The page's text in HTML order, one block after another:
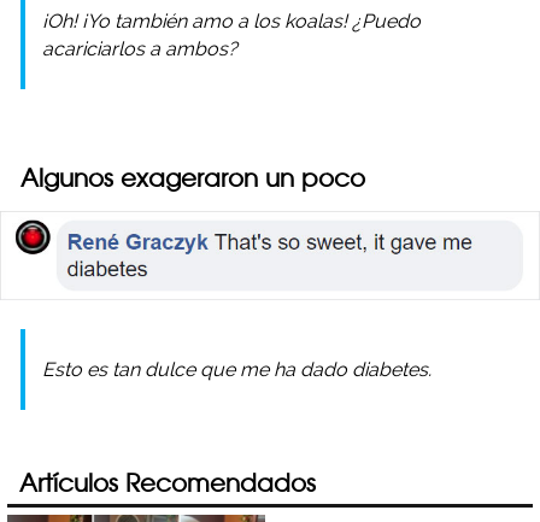
¡Oh! ¡Yo también amo a los koalas! ¿Puedo
acariciarlos a ambos?
Algunos exageraron un poco
Esto es tan dulce que me ha dado diabetes.
Artículos Recomendados